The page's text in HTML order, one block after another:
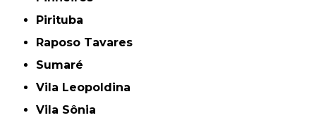
Pirituba
Raposo Tavares
Sumaré
Vila Leopoldina
Vila Sônia